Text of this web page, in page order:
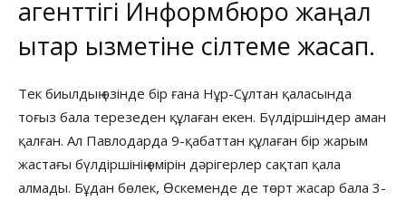
агенттігі Информбюро жаңал
ықтар қызметіне сілтеме жасап.
Тек биылдың өзінде бір ғана Нұр-Сұлтан қаласында
тоғыз бала терезеден құлаған екен. Бүлдіршіндер аман
қалған. Ал Павлодарда 9-қабаттан құлаған бір жарым
жастағы бүлдіршінің өмірін дәрігерлер сақтап қала
алмады. Бұдан бөлек, Өскеменде де төрт жасар бала 3-